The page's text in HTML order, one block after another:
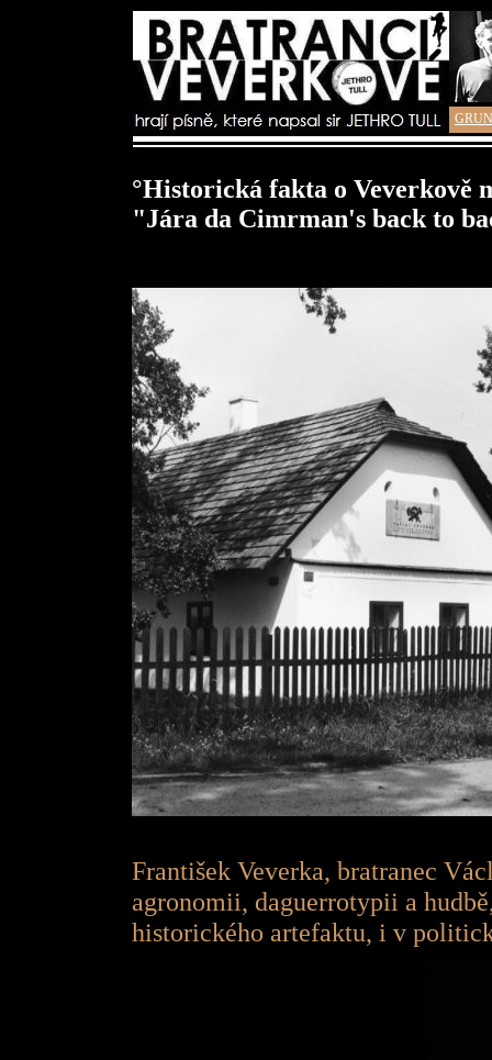
°Historická fakta o Veverkově
"Jára da Cimrman's back to
František Veverka, bratranec
agronomii, daguerrotypii a
historického artefaktu, i v